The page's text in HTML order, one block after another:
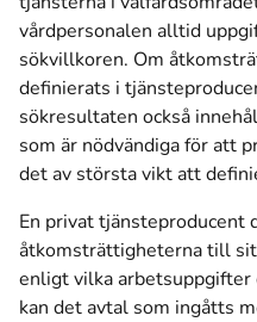
vårdpersonalen alltid
sökvillkoren. Om
definierats i
sökresultaten också
som är nödvändiga för att
det av största vikt att
En privat tjänsteproducent
åtkomsträttigheterna till
enligt vilka arbetsuppgifter
kan det avtal som ingåtts